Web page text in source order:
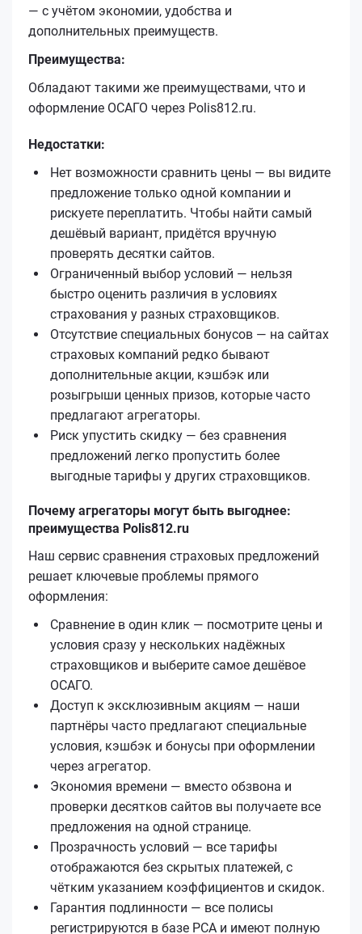
— с учётом экономии, удобства и
дополнительных преимуществ.
Преимущества:
Обладают такими же преимуществами, что и
оформление ОСАГО через Polis812.ru.
Недостатки:
Нет возможности сравнить цены — вы видите
предложение только одной компании и
рискуете переплатить. Чтобы найти самый
дешёвый вариант, придётся вручную
проверять десятки сайтов.
Ограниченный выбор условий — нельзя
быстро оценить различия в условиях
страхования у разных страховщиков.
Отсутствие специальных бонусов — на сайтах
страховых компаний редко бывают
дополнительные акции, кэшбэк или
розыгрыши ценных призов, которые часто
предлагают агрегаторы.
Риск упустить скидку — без сравнения
предложений легко пропустить более
выгодные тарифы у других страховщиков.
Почему агрегаторы могут быть выгоднее:
преимущества Polis812.ru
Наш сервис сравнения страховых предложений
решает ключевые проблемы прямого
оформления:
Сравнение в один клик — посмотрите цены и
условия сразу у нескольких надёжных
страховщиков и выберите самое дешёвое
ОСАГО.
Доступ к эксклюзивным акциям — наши
партнёры часто предлагают специальные
условия, кэшбэк и бонусы при оформлении
через агрегатор.
Экономия времени — вместо обзвона и
проверки десятков сайтов вы получаете все
предложения на одной странице.
Прозрачность условий — все тарифы
отображаются без скрытых платежей, с
чётким указанием коэффициентов и скидок.
Гарантия подлинности — все полисы
регистрируются в базе РСА и имеют полную